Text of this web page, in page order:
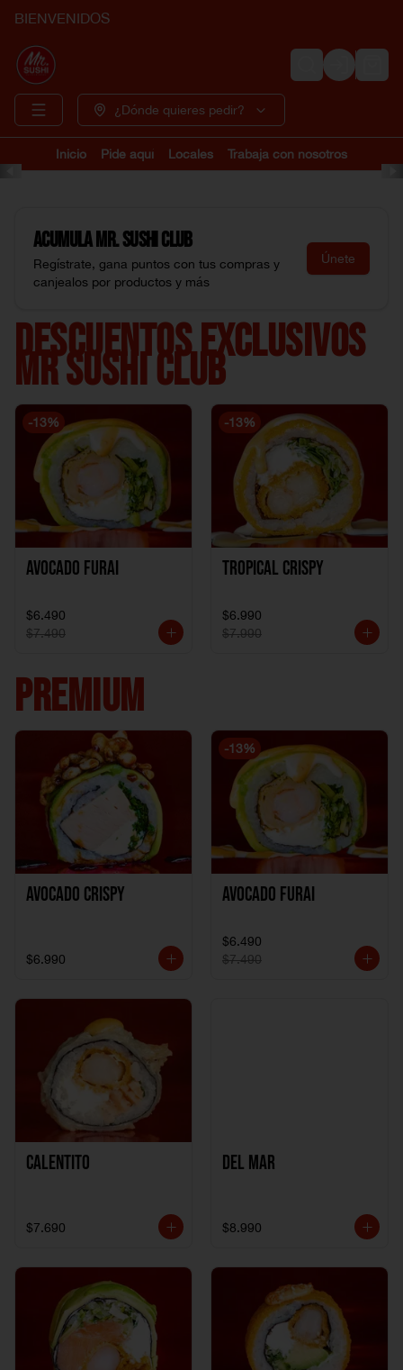
BIENVENIDOS
Login
¿Dónde quieres pedir?
Inicio Pide aquí Locales Trabaja con nosotros
AcumulaMr. Sushi Club
Regístrate, gana puntos con tus compras y
canjealos por productos y más
Únete
DESCUENTOS EXCLUSIVOS
MR SUSHI CLUB
-13%
Avocado Furai
$6.490
$7.490
-13%
Tropical crispy
$6.990
$7.990
PREMIUM
Avocado Crispy
$6.990
-13%
Avocado Furai
$6.490
$7.490
Calentito
$7.690
Del Mar
$8.990